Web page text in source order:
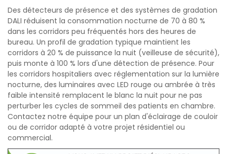
Des détecteurs de présence et des systèmes de gradation
DALI réduisent la consommation nocturne de 70 à 80 %
dans les corridors peu fréquentés hors des heures de
bureau. Un profil de gradation typique maintient les
corridors à 20 % de puissance la nuit (veilleuse de sécurité),
puis monte à 100 % lors d'une détection de présence. Pour
les corridors hospitaliers avec réglementation sur la lumière
nocturne, des luminaires avec LED rouge ou ambrée à très
faible intensité remplacent le blanc la nuit pour ne pas
perturber les cycles de sommeil des patients en chambre.
Contactez notre équipe pour un plan d'éclairage de couloir
ou de corridor adapté à votre projet résidentiel ou
commercial.